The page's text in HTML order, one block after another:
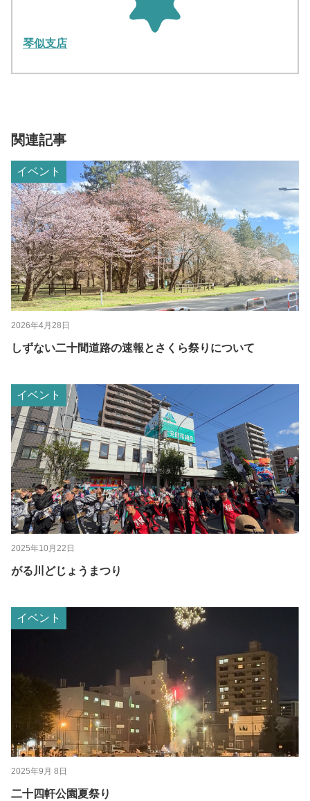
琴似支店
関連記事
イベント
2026年4月28日
しずない二十間道路の速報とさくら祭りについて
イベント
2025年10月22日
がる川どじょうまつり
イベント
2025年9月 8日
二十四軒公園夏祭り